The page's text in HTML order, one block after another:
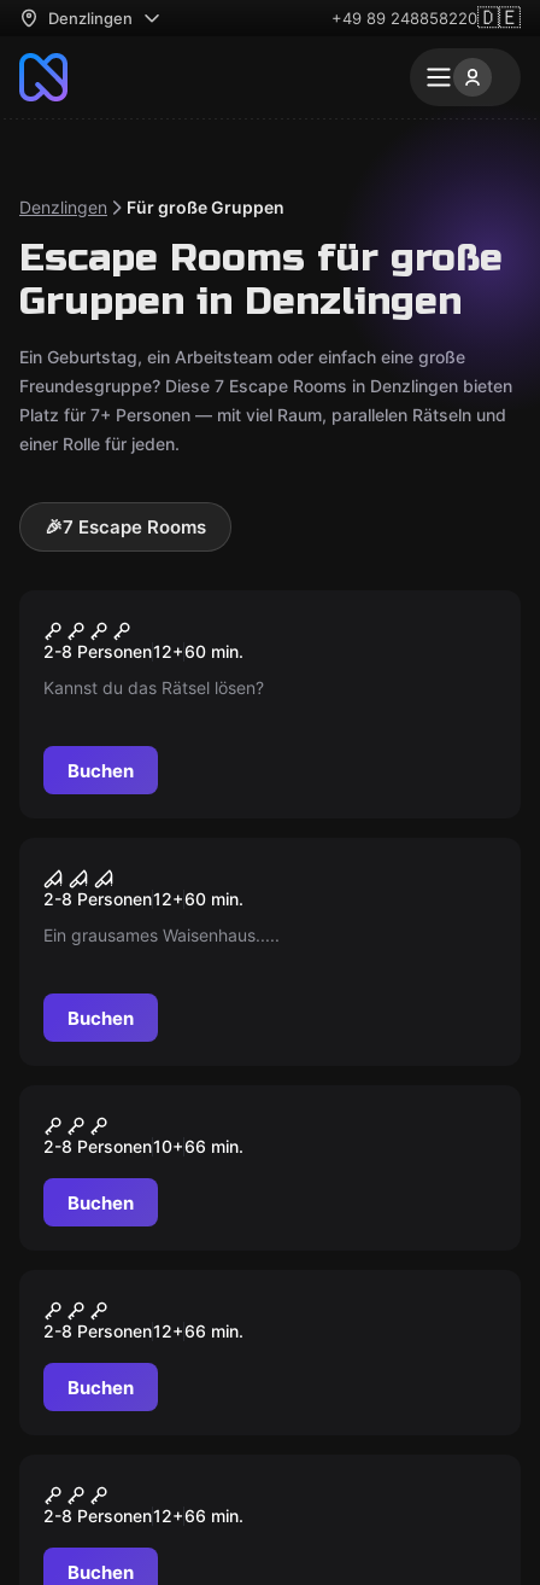
Denzlingen +49 89 248858220🇩🇪
Denzlingen Für große Gruppen
Escape Rooms für große
Gruppen in Denzlingen
Ein Geburtstag, ein Arbeitsteam oder einfach eine große
Freundesgruppe? Diese 7 Escape Rooms in Denzlingen bieten
Platz für 7+ Personen — mit viel Raum, parallelen Rätseln und
einer Rolle für jeden.
🎉7 Escape Rooms
Neu
School of Wizards
2-8 Personen12+60 min.
Kannst du das Rätsel lösen?
Buchen
Neu
The Orphanage
2-8 Personen12+60 min.
Ein grausames Waisenhaus.....
Buchen
Der weise Zauberer
2-8 Personen10+66 min.
Buchen
TÖDLICHE ZUFLUCHT
2-8 Personen12+66 min.
Buchen
DIE ZAUBER- SCHULE
2-8 Personen12+66 min.
Buchen